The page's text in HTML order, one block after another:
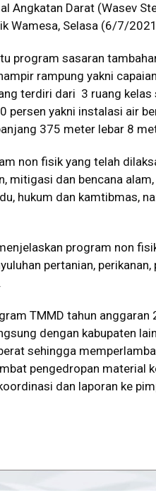
Angkatan Darat (Wasev
Wamesa, Selasa (6/7/
program sasaran
rampung yakni
terdiri dari 3 ruang
persen yakni instalasi air
375 meter lebar 8
non fisik yang telah
mitigasi dan bencana
hukum dan kamtibmas,
program non
pertanian,
TMMD tahun
dengan kabupaten
sehingga
pengedropan material
dan laporan ke